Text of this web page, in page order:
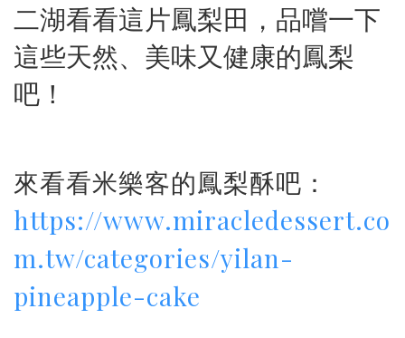
二湖看看這片鳳梨田，品嚐一下
這些天然、美味又健康的鳳梨
吧！
來看看米樂客的鳳梨酥吧：
https://www.miracledessert.co
m.tw/categories/yilan-
pineapple-cake